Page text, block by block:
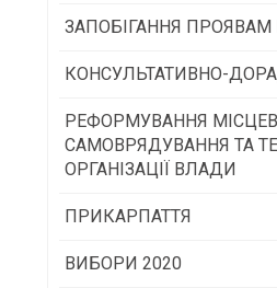
суспільства
Програми/конкурси МТД
ЗАПОБІГАННЯ ПРОЯВАМ
КОНСУЛЬТАТИВНО-
Консультативна рада
РЕФОРМУВАННЯ
САМОВРЯДУВАННЯ ТА
ОРГАНІЗАЦІЇ ВЛАДИ
ПРИКАРПАТТЯ
Історична довідка
ВИБОРИ 2020